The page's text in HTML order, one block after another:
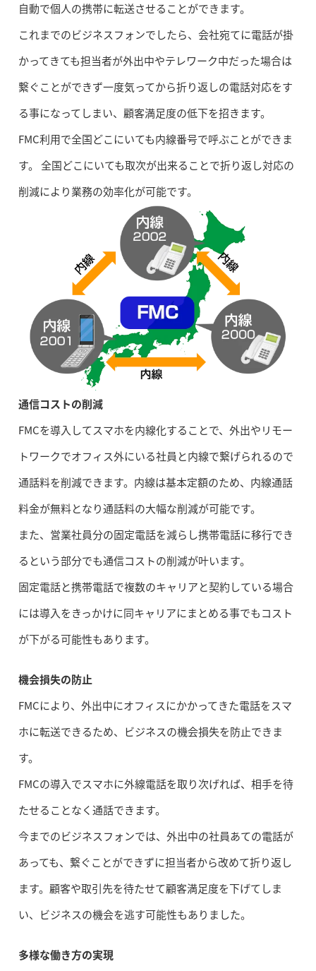
自動で個人の携帯に転送させることができます。
これまでのビジネスフォンでしたら、会社宛てに電話が掛
かってきても担当者が外出中やテレワーク中だった場合は
繋ぐことができず一度気ってから折り返しの電話対応をす
る事になってしまい、顧客満足度の低下を招きます。
FMC利用で全国どこにいても内線番号で呼ぶことができま
す。 全国どこにいても取次が出来ることで折り返し対応の
削減により業務の効率化が可能です。
通信コストの削減
FMCを導入してスマホを内線化することで、外出やリモー
トワークでオフィス外にいる社員と内線で繋げられるので
通話料を削減できます。内線は基本定額のため、内線通話
料金が無料となり通話料の大幅な削減が可能です。
また、営業社員分の固定電話を減らし携帯電話に移行でき
るという部分でも通信コストの削減が叶います。
固定電話と携帯電話で複数のキャリアと契約している場合
には導入をきっかけに同キャリアにまとめる事でもコスト
が下がる可能性もあります。
機会損失の防止
FMCにより、外出中にオフィスにかかってきた電話をスマ
ホに転送できるため、ビジネスの機会損失を防止できま
す。
FMCの導入でスマホに外線電話を取り次げれば、相手を待
たせることなく通話できます。
今までのビジネスフォンでは、外出中の社員あての電話が
あっても、繋ぐことができずに担当者から改めて折り返し
ます。顧客や取引先を待たせて顧客満足度を下げてしま
い、ビジネスの機会を逃す可能性もありました。
多様な働き方の実現